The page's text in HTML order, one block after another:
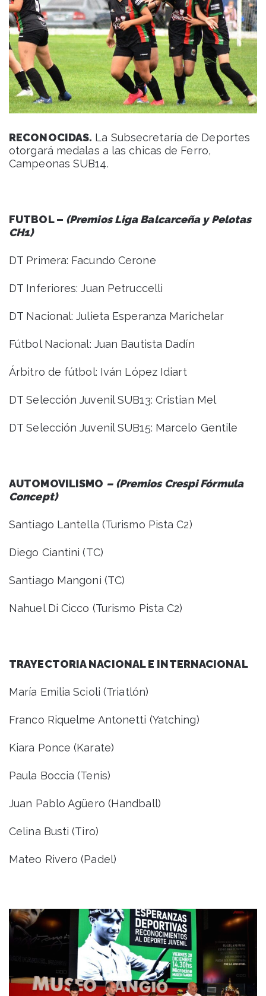
RECONOCIDAS. La Subsecretaría de Deportes
otorgará medalas a las chicas de Ferro,
Campeonas SUB14.
FUTBOL – (Premios Liga Balcarceña y Pelotas
CH1)
DT Primera: Facundo Cerone
DT Inferiores: Juan Petruccelli
DT Nacional: Julieta Esperanza Marichelar
Fútbol Nacional: Juan Bautista Dadín
Árbitro de fútbol: Iván López Idiart
DT Selección Juvenil SUB13: Cristian Mel
DT Selección Juvenil SUB15: Marcelo Gentile
AUTOMOVILISMO – (Premios Crespi Fórmula
Concept)
Santiago Lantella (Turismo Pista C2)
Diego Ciantini (TC)
Santiago Mangoni (TC)
Nahuel Di Cicco (Turismo Pista C2)
TRAYECTORIA NACIONAL E INTERNACIONAL
María Emilia Scioli (Triatlón)
Franco Riquelme Antonetti (Yatching)
Kiara Ponce (Karate)
Paula Boccia (Tenis)
Juan Pablo Agüero (Handball)
Celina Busti (Tiro)
Mateo Rivero (Padel)